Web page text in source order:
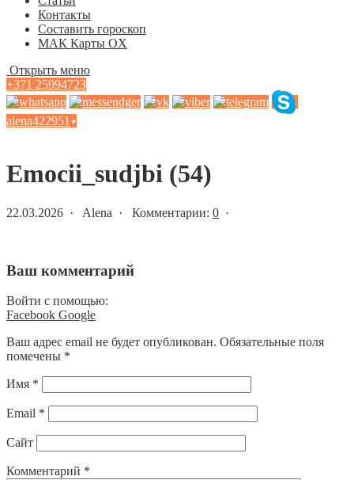
Контакты
Составить гороскоп
МАК Карты OХ
Открыть меню
+371 25994723
alena422951 ▾
Emocii_sudjbi (54)
22.03.2026 · Alena · Комментарии: 0 ·
Ваш комментарий
Войти с помощью:
Facebook Google
Ваш адрес email не будет опубликован. Обязательные поля
помечены *
Имя *
Email *
Сайт
Комментарий *